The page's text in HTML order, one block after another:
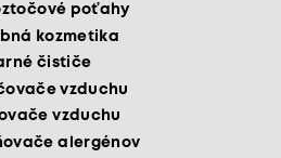
poťahy
kozmetika
čističe
vzduchu
vzduchu
alergénov